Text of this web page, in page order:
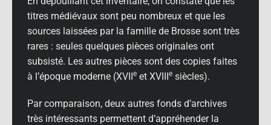
titres médiévaux sont peu nombreux et que les
sources laissées par la famille de Brosse sont très
rares : seules quelques pièces originales ont
subsisté. Les autres pièces sont des copies faites
à l’époque moderne (XVIIe et XVIIIe siècles).
Par comparaison, deux autres fonds d’archives
très intéressants permettent d’appréhender la